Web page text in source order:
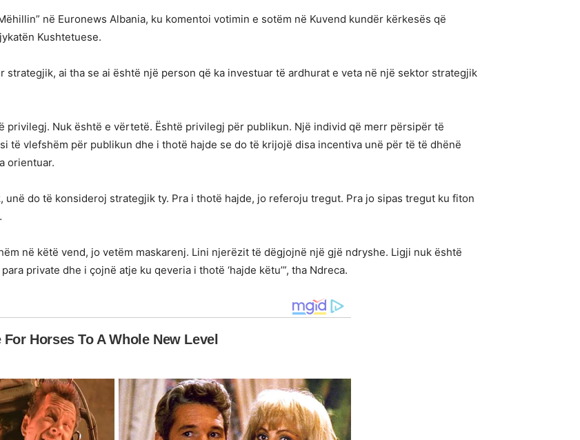
në Euronews Albania, ku komentoi votimin e sotëm në Kuvend kundër kërkesës që
Kushtetuese.
ai tha se ai është një person që ka investuar të ardhurat e veta në një sektor strategjik
Nuk është e vërtetë. Është privilegj për publikun. Një individ që merr përsipër të
të vlefshëm për publikun dhe i thotë hajde se do të krijojë disa incentiva unë për të të dhënë
orientuar.
do të konsideroj strategjik ty. Pra i thotë hajde, jo referoju tregut. Pra jo sipas tregut ku fiton
në këtë vend, jo vetëm maskarenj. Lini njerëzit të dëgjojnë një gjë ndryshe. Ligji nuk është
private dhe i çojnë atje ku qeveria i thotë ‘hajde këtu’”, tha Ndreca.